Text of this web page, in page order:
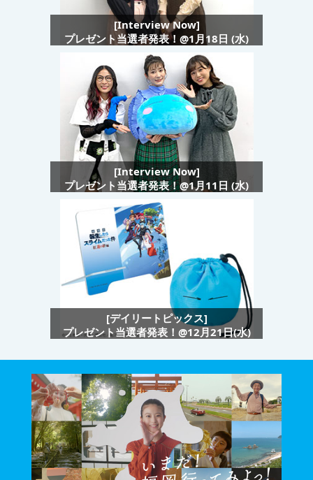
[Interview Now]
プレゼント当選者発表！@1月18日 (水)
[Interview Now]
プレゼント当選者発表！@1月11日 (水)
[デイリートピックス]
プレゼント当選者発表！@12月21日(水)